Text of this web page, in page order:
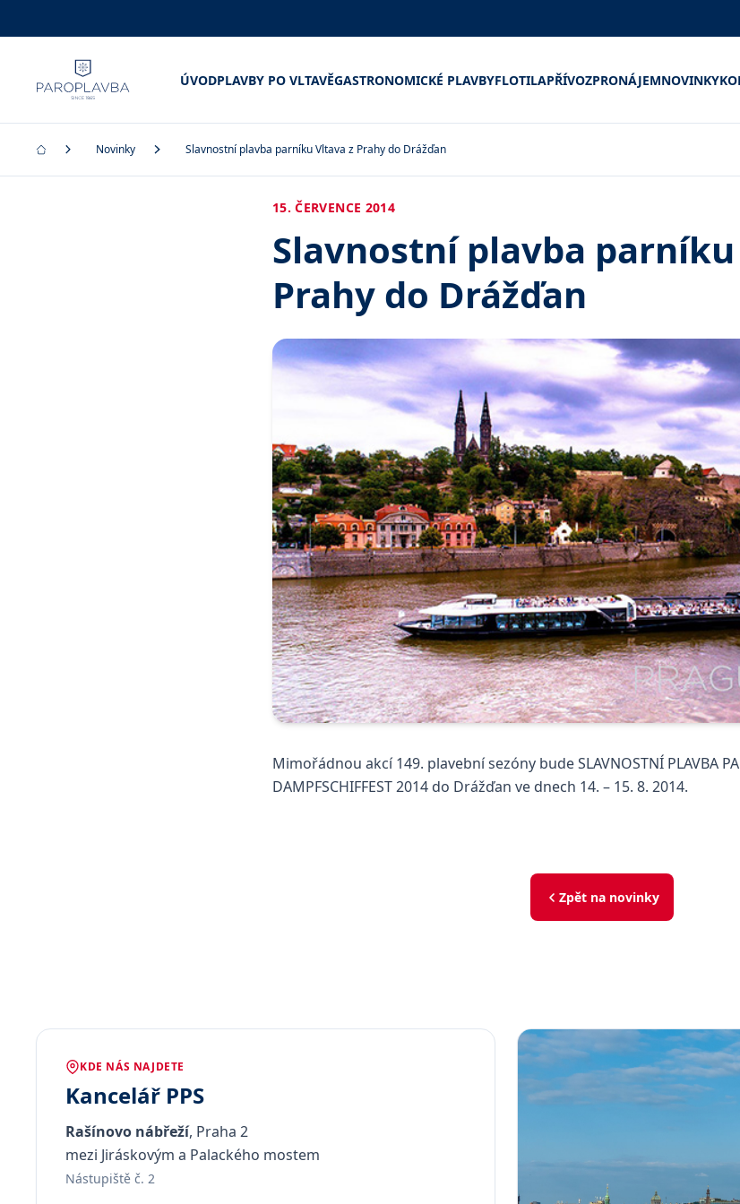
ÚVODPLAVBY PO VLTAVĚGASTRONOMICKÉ PLAVBYFLOTILAPŘÍVOZPRONÁJEMNOVINKY
Novinky Slavnostní plavba parníku Vltava z Prahy do Drážďan
15. ČERVENCE 2014
Slavnostní plavba
Prahy do Drážďan
Mimořádnou akcí 149. plavební sezóny bude SLAVNOSTNÍ PLAVBA
DAMPFSCHIFFEST 2014 do Drážďan ve dnech 14. – 15. 8. 2014.
Zpět na novinky
KDE NÁS NAJDETE
Kancelář PPS
Rašínovo nábřeží, Praha 2
mezi Jiráskovým a Palackého mostem
Nástupiště č. 2